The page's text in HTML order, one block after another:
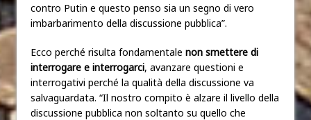
contro Putin e questo penso sia un segno di vero
imbarbarimento della discussione pubblica”.
Ecco perché risulta fondamentale non smettere di
interrogare e interrogarci, avanzare questioni e
interrogativi perché la qualità della discussione va
salvaguardata. “Il nostro compito è alzare il livello della
discussione pubblica non soltanto su quello che